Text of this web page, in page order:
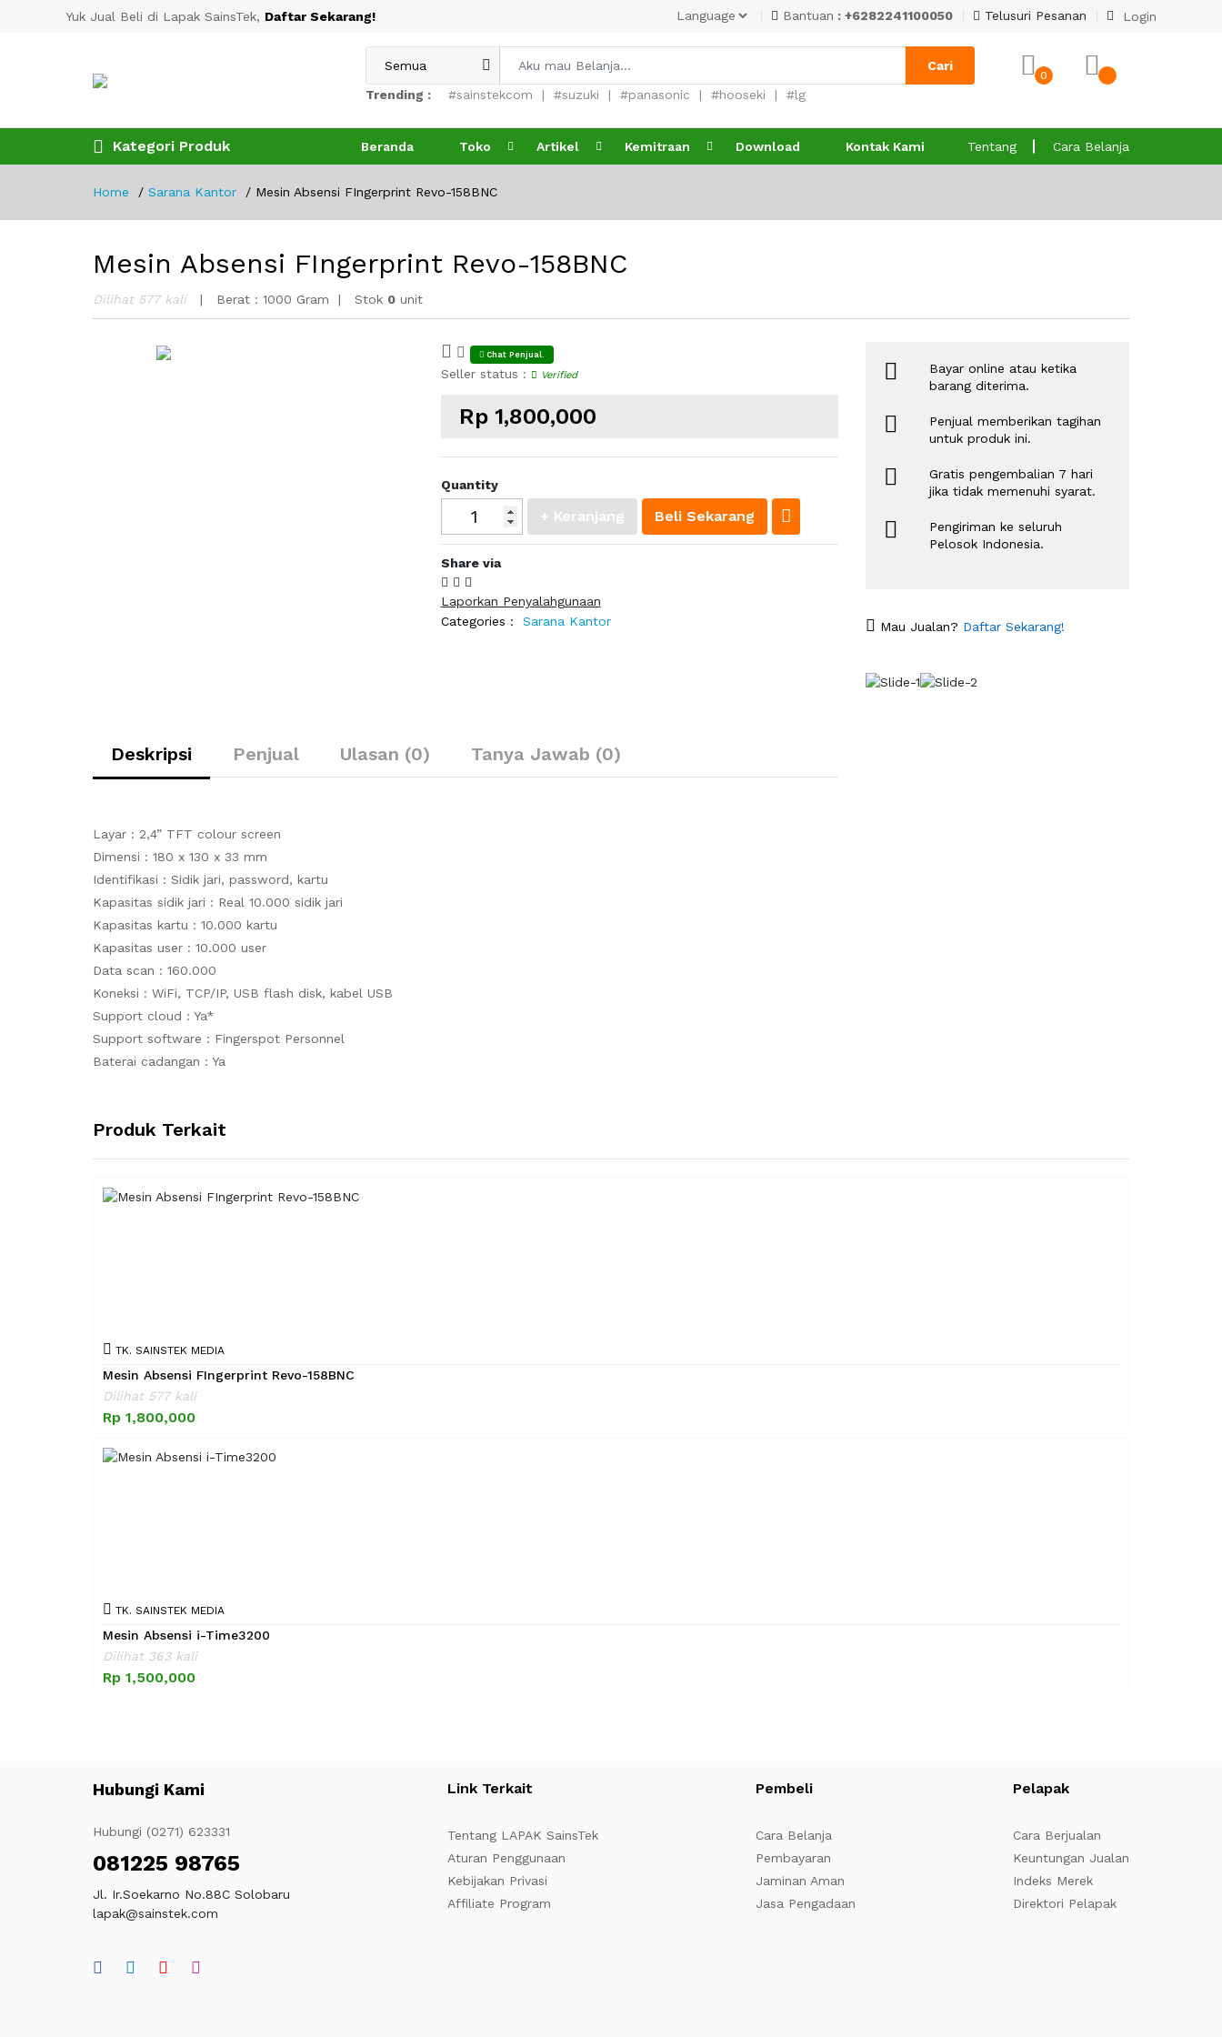
Yuk Jual Beli di Lapak SainsTek, Daftar Sekarang! Bantuan : +6282241100050 Telusuri Pesanan Login
Cari
Trending : #sainstekcom #suzuki #panasonic #hooseki #lg
0
Kategori Produk Beranda Toko Artikel Kemitraan Download Kontak Kami Tentang Cara Belanja
Home Sarana Kantor Mesin Absensi FIngerprint Revo-158BNC
Mesin Absensi FIngerprint Revo-158BNC
Dilihat 577 kali Berat : 1000 Gram Stok 0 unit
Chat Penjual.
Seller status : Verified
Rp 1,800,000
Quantity
+ Keranjang Beli Sekarang
Share via
Laporkan Penyalahgunaan
Categories :
Sarana Kantor
Deskripsi Penjual Ulasan (0) Tanya Jawab (0)
Layar : 2,4” TFT colour screen
Dimensi : 180 x 130 x 33 mm
Identifikasi : Sidik jari, password, kartu
Kapasitas sidik jari : Real 10.000 sidik jari
Kapasitas kartu : 10.000 kartu
Kapasitas user : 10.000 user
Data scan : 160.000
Koneksi : WiFi, TCP/IP, USB flash disk, kabel USB
Support cloud : Ya*
Support software : Fingerspot Personnel
Baterai cadangan : Ya
Bayar online atau ketika
barang diterima.
Penjual memberikan tagihan
untuk produk ini.
Gratis pengembalian 7 hari
jika tidak memenuhi syarat.
Pengiriman ke seluruh
Pelosok Indonesia.
Mau Jualan? Daftar Sekarang!
Produk Terkait
TK. SAINSTEK MEDIA
Mesin Absensi FIngerprint Revo-158BNC
Dilihat 577 kali
Rp 1,800,000
TK. SAINSTEK MEDIA
Mesin Absensi i-Time3200
Dilihat 363 kali
Rp 1,500,000
Hubungi Kami
Hubungi (0271) 623331
081225 98765
Jl. Ir.Soekarno No.88C Solobaru
lapak@sainstek.com
Link Terkait
Tentang LAPAK SainsTek
Aturan Penggunaan
Kebijakan Privasi
Affiliate Program
Pembeli
Cara Belanja
Pembayaran
Jaminan Aman
Jasa Pengadaan
Pelapak
Cara Berjualan
Keuntungan Jualan
Indeks Merek
Direktori Pelapak